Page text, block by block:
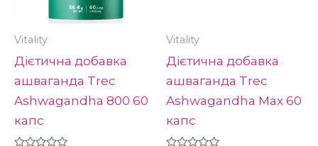
Vitality
Дієтична добавка
ашваганда Trec
Ashwagandha 800 60
капс
Vitality
Дієтична добавка
ашваганда Trec
Ashwagandha Max 60
капс